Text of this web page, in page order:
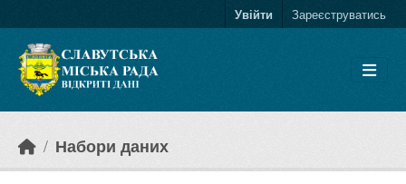
Увійти Зареєструватись
Набори даних